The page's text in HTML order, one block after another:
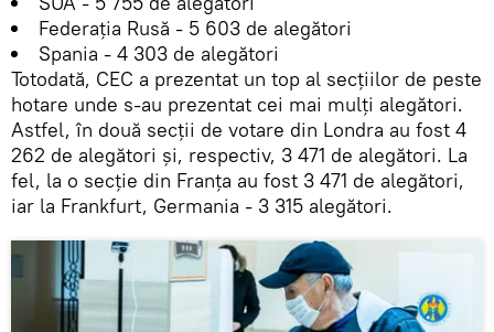
Federația Rusă - 5 603 de alegători
Spania - 4 303 de alegători
Totodată, CEC a prezentat un top al secțiilor de peste
hotare unde s-au prezentat cei mai mulți alegători.
Astfel, în două secții de votare din Londra au fost 4
262 de alegători și, respectiv, 3 471 de alegători. La
fel, la o secție din Franța au fost 3 471 de alegători,
iar la Frankfurt, Germania - 3 315 alegători.